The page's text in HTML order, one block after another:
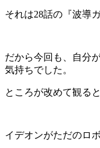
それは28話の『波導
だから今回も、自分
気持ちでした。
ところが改めて観る
イデオンがただのロ